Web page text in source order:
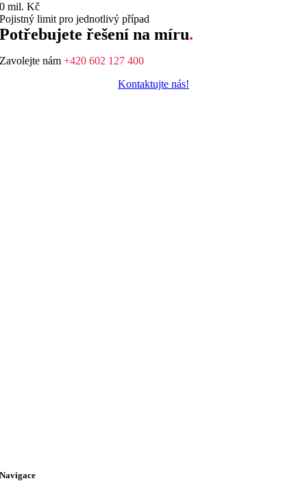
0 mil. Kč
Pojistný limit pro jednotlivý případ
Potřebujete řešení na míru.
Zavolejte nám+420 602 127 400
Kontaktujte nás!
Navigace